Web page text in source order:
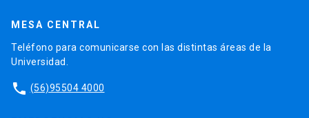
MESA CENTRAL
Teléfono para comunicarse con las distintas áreas de la
Universidad.
phone (56)95504 4000